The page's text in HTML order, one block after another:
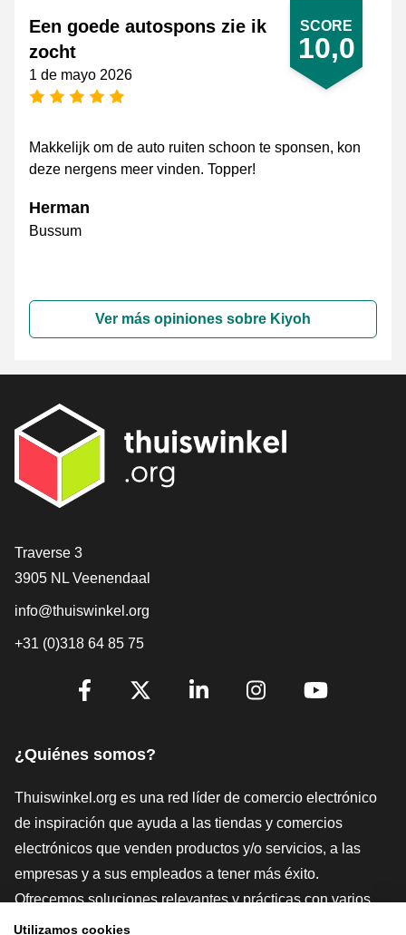
SCORE
10,0
Een goede autospons zie ik
zocht
1 de mayo 2026
[_General:NumberOfStarsPluralFormat]
Makkelijk om de auto ruiten schoon te sponsen, kon
deze nergens meer vinden. Topper!
Herman
Bussum
Ver más opiniones sobre Kiyoh
[_General:Contact]
Traverse 3
3905 NL Veenendaal
info@thuiswinkel.org
+31 (0)318 64 85 75
[_General:SocialMediaTitle]
¿Quiénes somos?
Thuiswinkel.org es una red líder de comercio electrónico
de inspiración que ayuda a las tiendas y comercios
electrónicos que venden productos y/o servicios, a las
empresas y a sus empleados a tener más éxito.
Ofrecemos soluciones relevantes y prácticas con varios
sellos de confianza, Thuiswinkel Reviews, herramientas y
Utilizamos cookies